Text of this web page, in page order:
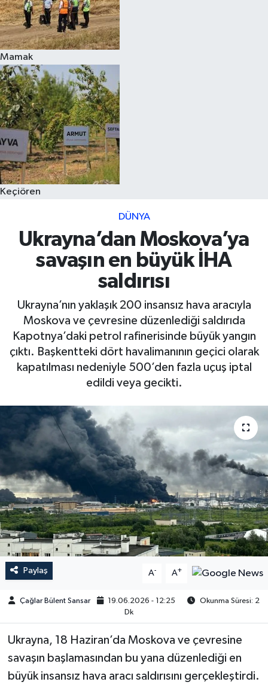
Mamak
Keçiören
DÜNYA
Ukrayna’dan Moskova’ya
savaşın en büyük İHA
saldırısı
Ukrayna’nın yaklaşık 200 insansız hava aracıyla
Moskova ve çevresine düzenlediği saldırıda
Kapotnya’daki petrol rafinerisinde büyük yangın
çıktı. Başkentteki dört havalimanının geçici olarak
kapatılması nedeniyle 500’den fazla uçuş iptal
edildi veya gecikti.
Paylaş A- A+
Çağlar Bülent Sansar 19.06.2026 - 12:25
Okunma Süresi: 2
Dk
Ukrayna, 18 Haziran’da Moskova ve çevresine
savaşın başlamasından bu yana düzenlediği en
büyük insansız hava aracı saldırısını gerçekleştirdi.